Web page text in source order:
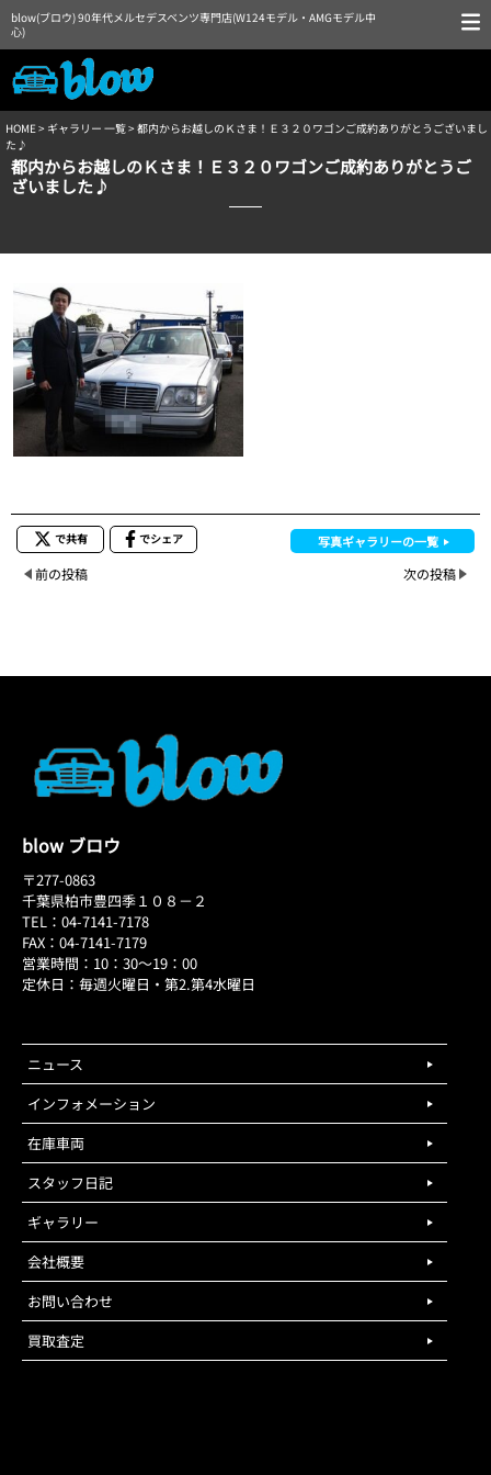
blow(ブロウ) 90年代メルセデスベンツ専門店(W124モデル・AMGモデル中
心)
HOME> ギャラリー 一覧> 都内からお越しのＫさま！Ｅ３２０ワゴンご成約ありがとうございまし
た♪
都内からお越しのＫさま！Ｅ３２０ワゴンご成約ありがとうご
ざいました♪
で共有 でシェア 写真ギャラリーの一覧
前の投稿 次の投稿
blow ブロウ
〒277-0863
千葉県柏市豊四季１０８－２
TEL：04-7141-7178
FAX：04-7141-7179
営業時間：10：30～19：00
定休日：毎週火曜日・第2.第4水曜日
ニュース
インフォメーション
在庫車両
スタッフ日記
ギャラリー
会社概要
お問い合わせ
買取査定